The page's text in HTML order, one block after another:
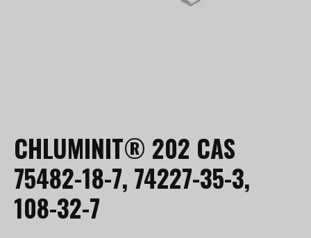
CHLUMINIT® 202 CAS
75482-18-7, 74227-35-3,
108-32-7